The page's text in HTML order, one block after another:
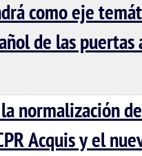
como eje
de las
normalización
Acquis y el